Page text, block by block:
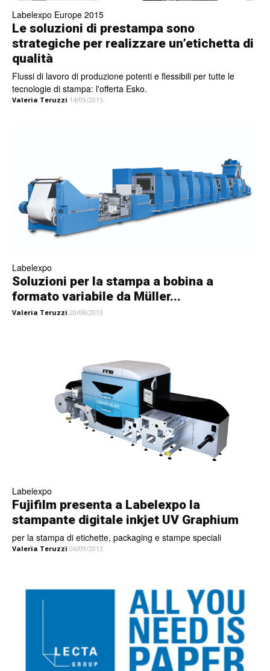
Labelexpo Europe 2015
Le soluzioni di prestampa sono
strategiche per realizzare un’etichetta di
qualità
Flussi di lavoro di produzione potenti e flessibili per tutte le
tecnologie di stampa: l'offerta Esko.
Valeria Teruzzi 14/09/2015
Labelexpo
Soluzioni per la stampa a bobina a
formato variabile da Müller...
Valeria Teruzzi 20/08/2013
Labelexpo
Fujifilm presenta a Labelexpo la
stampante digitale inkjet UV Graphium
per la stampa di etichette, packaging e stampe speciali
Valeria Teruzzi 06/09/2013